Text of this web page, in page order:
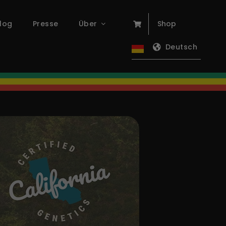
Presse Über Shop
Deutsch